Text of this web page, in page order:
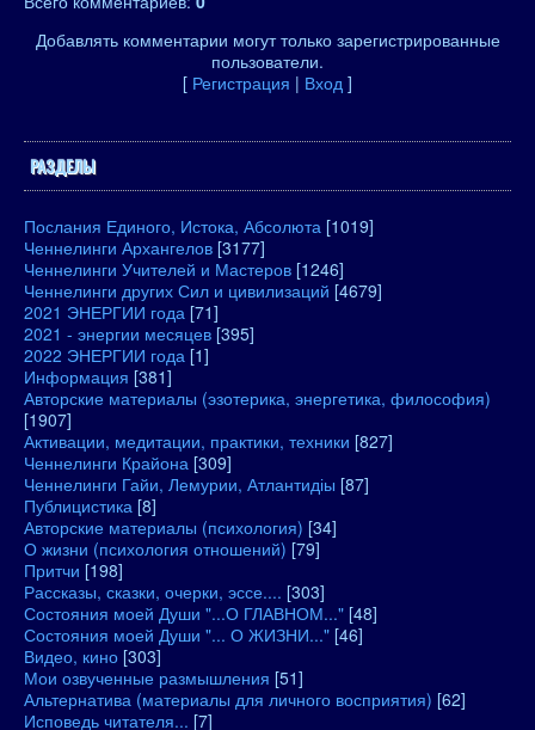
Добавлять комментарии могут только зарегистрированные
пользователи.
[ Регистрация | Вход ]
РАЗДЕЛЫ
Послания Единого, Истока, Абсолюта [1019]
Ченнелинги Архангелов [3177]
Ченнелинги Учителей и Мастеров [1246]
Ченнелинги других Сил и цивилизаций [4679]
2021 ЭНЕРГИИ года [71]
2021 - энергии месяцев [395]
2022 ЭНЕРГИИ года [1]
Информация [381]
Авторские материалы (эзотерика, энергетика, философия)
[1907]
Активации, медитации, практики, техники [827]
Ченнелинги Крайона [309]
Ченнелинги Гайи, Лемурии, Атлантидіы [87]
Публицистика [8]
Авторские материалы (психология) [34]
О жизни (психология отношений) [79]
Притчи [198]
Рассказы, сказки, очерки, эссе.... [303]
Состояния моей Души "...О ГЛАВНОМ..." [48]
Состояния моей Души "... О ЖИЗНИ..." [46]
Видео, кино [303]
Мои озвученные размышления [51]
Альтернатива (материалы для личного восприятия) [62]
Исповедь читателя... [7]